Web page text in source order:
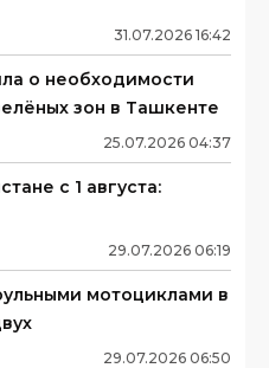
31.07.2026 16:42
о необходимости
зон в Ташкенте
25.07.2026 04:37
с 1 августа:
29.07.2026 06:19
мотоциклами в
29.07.2026 06:50